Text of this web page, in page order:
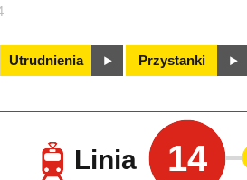
Utrudnienia Przystanki
Linia 14